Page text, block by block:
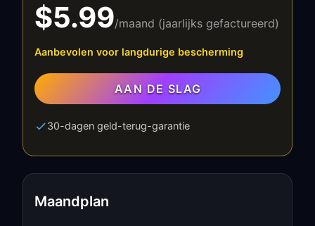
$5.99/maand (jaarlijks gefactureerd)
Aanbevolen voor langdurige bescherming
AAN DE SLAG
30-dagen geld-terug-garantie
Maandplan